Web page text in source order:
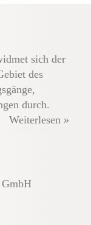
sich der
des
durch.
Weiterlesen »